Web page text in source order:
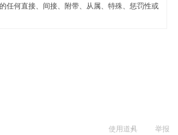
任何直接、间接、附带、从属、特殊、惩罚性或
使用道具 举报